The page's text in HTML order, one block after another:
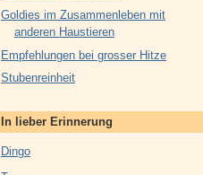
Goldies im Zusammenleben mit
anderen Haustieren
Empfehlungen bei grosser Hitze
Stubenreinheit
In lieber Erinnerung
Dingo